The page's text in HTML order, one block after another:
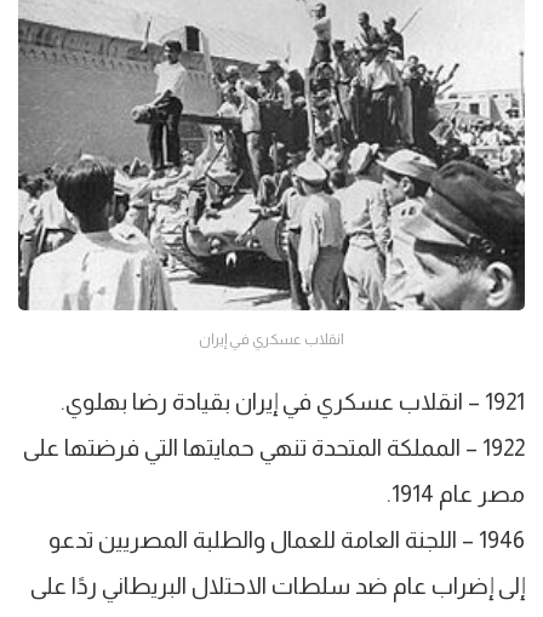
انقلاب عسكري في إيران
1921 – انقلاب عسكري في إيران بقيادة رضا بهلوي.
1922 – المملكة المتحدة تنهي حمايتها التي فرضتها على
مصر عام 1914.
1946 – اللجنة العامة للعمال والطلبة المصريين تدعو
إلى إضراب عام ضد سلطات الاحتلال البريطاني ردًا على